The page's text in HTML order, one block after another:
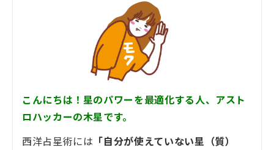
こんにちは！星のパワーを最適化する人、アスト
ロハッカーの木星です。
西洋占星術には 「自分が使えていない星（質）